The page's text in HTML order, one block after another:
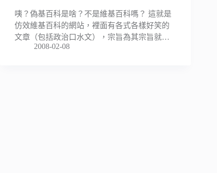
咦？偽基百科是啥？不是維基百科嗎？ 這就是
仿效維基百科的網站，裡面有各式各樣好笑的
文章（包括政治口水文），宗旨為其宗旨就…
2008-02-08